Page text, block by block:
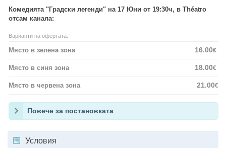
Комедията "Градски легенди" на 17 Юни от 19:30ч, в Théatro
отсам канала:
Варианти на офертата:
Място в зелена зона 16.00€
Място в синя зона 18.00€
Място в червена зона 21.00€
Повече за постановката
Условия